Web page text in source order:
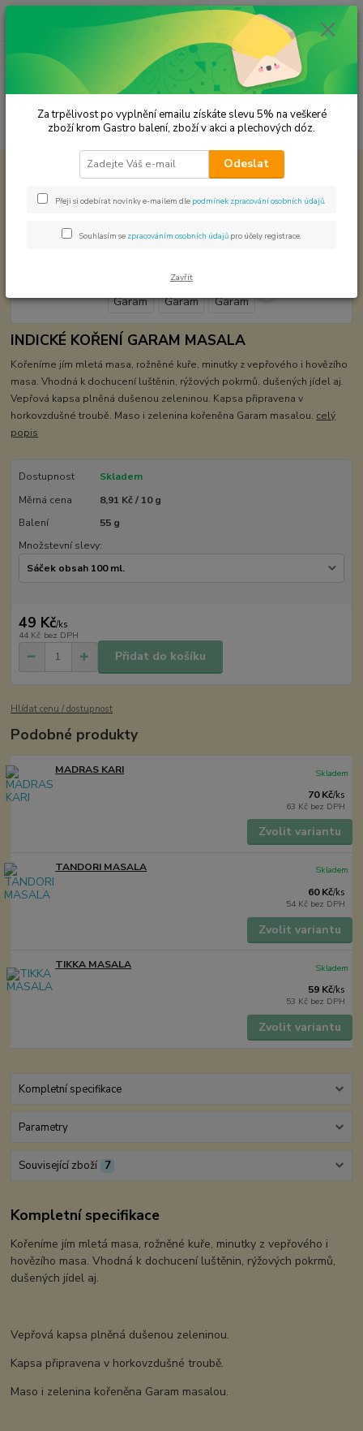
Menu
Hledat
ks
za 0,00 Kč
Koření od Samuela podle způsobu použití Masala Garam
Masala Garam
INDICKÉ KOŘENÍ GARAM MASALA
Kořeníme jím mletá masa, rožněné kuře, minutky z vepřového i hovězího
masa. Vhodná k dochucení luštěnin, rýžových pokrmů, dušených jídel aj.
Vepřová kapsa plněná dušenou zeleninou. Kapsa připravena v
horkovzdušné troubě. Maso i zelenina kořeněna Garam masalou. celý
popis
Dostupnost
Skladem
Měrná cena
8,91 Kč / 10 g
Balení
55 g
Množstevní slevy:
49 Kč/ks
44 Kč bez DPH
Přidat do košíku
Hlídat cenu / dostupnost
Podobné produkty
MADRAS KARI
70 Kč/ks
63 Kč bez DPH
Skladem
Zvolit variantu
TANDORI MASALA
60 Kč/ks
54 Kč bez DPH
Skladem
Zvolit variantu
TIKKA MASALA
59 Kč/ks
53 Kč bez DPH
Skladem
Zvolit variantu
Kompletní specifikace
Parametry
Související zboží 7
Kompletní specifikace
Kořeníme jím mletá masa, rožněné kuře, minutky z vepřového i
hovězího masa. Vhodná k dochucení luštěnin, rýžových pokrmů,
dušených jídel aj.
Vepřová kapsa plněná dušenou zeleninou.
Kapsa připravena v horkovzdušné troubě.
Maso i zelenina kořeněna Garam masalou.
Za trpělivost po vyplnění emailu získáte slevu 5% na veškeré
zboží krom Gastro balení, zboží v akci a plechových dóz.
Odeslat
Přeji si odebírat novinky e-mailem dle podmínek zpracování osobních údajů
Souhlasím se zpracováním osobních údajů pro účely registrace.
Zavřít